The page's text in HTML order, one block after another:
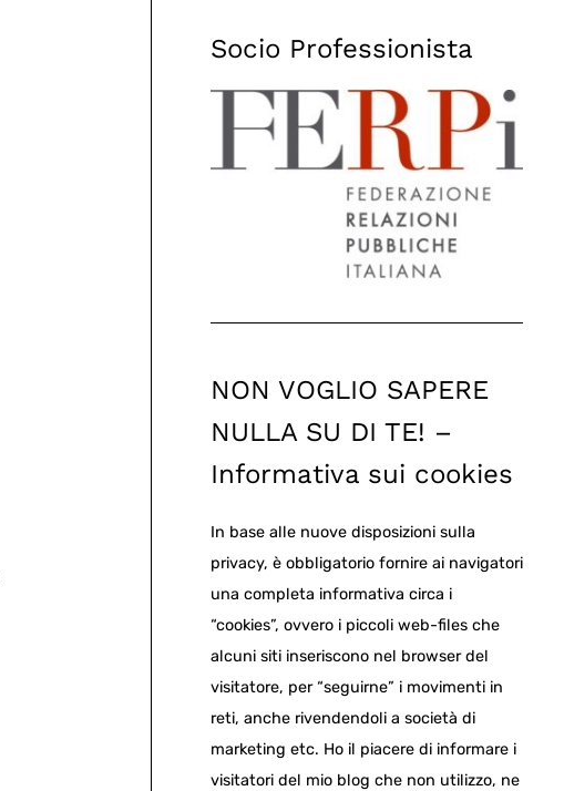
Socio Professionista
NON VOGLIO SAPERE
NULLA SU DI TE! –
Informativa sui cookies
In base alle nuove disposizioni sulla
privacy, è obbligatorio fornire ai navigatori
una completa informativa circa i
“cookies”, ovvero i piccoli web-files che
alcuni siti inseriscono nel browser del
visitatore, per “seguirne” i movimenti in
reti, anche rivendendoli a società di
marketing etc. Ho il piacere di informare i
visitatori del mio blog che non utilizzo, ne